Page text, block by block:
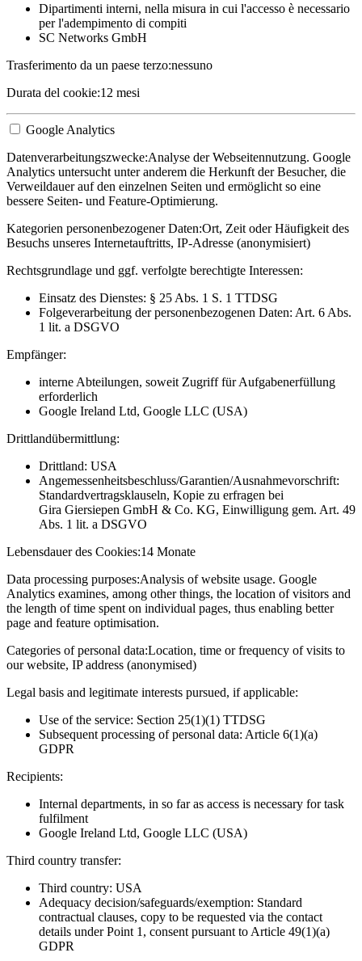
Dipartimenti interni, nella misura in cui l'accesso è necessario
per l'adempimento di compiti
SC Networks GmbH
Trasferimento da un paese terzo:nessuno
Durata del cookie:12 mesi
Google Analytics
Datenverarbeitungszwecke:Analyse der Webseitennutzung. Google
Analytics untersucht unter anderem die Herkunft der Besucher, die
Verweildauer auf den einzelnen Seiten und ermöglicht so eine
bessere Seiten- und Feature-Optimierung.
Kategorien personenbezogener Daten:Ort, Zeit oder Häufigkeit des
Besuchs unseres Internetauftritts, IP-Adresse (anonymisiert)
Rechtsgrundlage und ggf. verfolgte berechtigte Interessen:
Einsatz des Dienstes: § 25 Abs. 1 S. 1 TTDSG
Folgeverarbeitung der personenbezogenen Daten: Art. 6 Abs.
1 lit. a DSGVO
Empfänger:
interne Abteilungen, soweit Zugriff für Aufgabenerfüllung
erforderlich
Google Ireland Ltd, Google LLC (USA)
Drittlandübermittlung:
Drittland: USA
Angemessenheitsbeschluss/Garantien/Ausnahmevorschrift:
Standardvertragsklauseln, Kopie zu erfragen bei
Gira Giersiepen GmbH & Co. KG, Einwilligung gem. Art. 49
Abs. 1 lit. a DSGVO
Lebensdauer des Cookies:14 Monate
Data processing purposes:Analysis of website usage. Google
Analytics examines, among other things, the location of visitors and
the length of time spent on individual pages, thus enabling better
page and feature optimisation.
Categories of personal data:Location, time or frequency of visits to
our website, IP address (anonymised)
Legal basis and legitimate interests pursued, if applicable:
Use of the service: Section 25(1)(1) TTDSG
Subsequent processing of personal data: Article 6(1)(a)
GDPR
Recipients:
Internal departments, in so far as access is necessary for task
fulfilment
Google Ireland Ltd, Google LLC (USA)
Third country transfer:
Third country: USA
Adequacy decision/safeguards/exemption: Standard
contractual clauses, copy to be requested via the contact
details under Point 1, consent pursuant to Article 49(1)(a)
GDPR